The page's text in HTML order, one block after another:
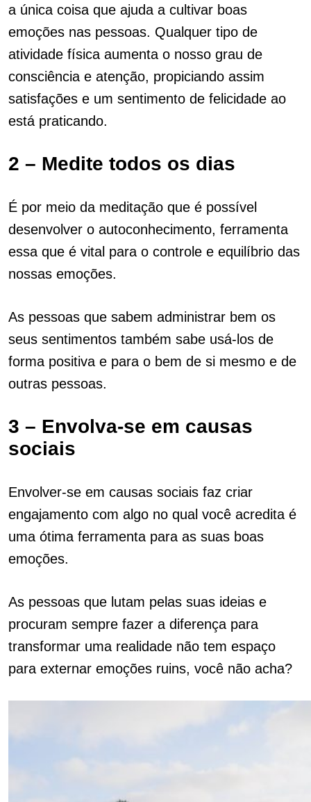
a única coisa que ajuda a cultivar boas
emoções nas pessoas. Qualquer tipo de
atividade física aumenta o nosso grau de
consciência e atenção, propiciando assim
satisfações e um sentimento de felicidade ao
está praticando.
2 – Medite todos os dias
É por meio da meditação que é possível
desenvolver o autoconhecimento, ferramenta
essa que é vital para o controle e equilíbrio das
nossas emoções.
As pessoas que sabem administrar bem os
seus sentimentos também sabe usá-los de
forma positiva e para o bem de si mesmo e de
outras pessoas.
3 – Envolva-se em causas
sociais
Envolver-se em causas sociais faz criar
engajamento com algo no qual você acredita é
uma ótima ferramenta para as suas boas
emoções.
As pessoas que lutam pelas suas ideias e
procuram sempre fazer a diferença para
transformar uma realidade não tem espaço
para externar emoções ruins, você não acha?